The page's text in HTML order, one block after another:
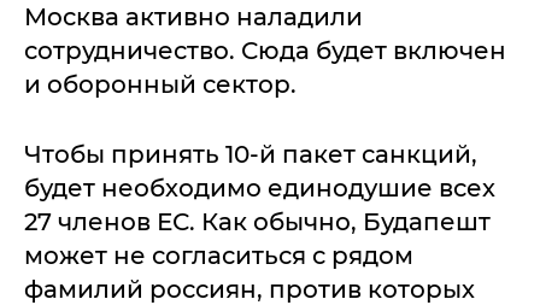
Москва активно наладили
сотрудничество. Сюда будет включен
и оборонный сектор.
Чтобы принять 10-й пакет санкций,
будет необходимо единодушие всех
27 членов ЕС. Как обычно, Будапешт
может не согласиться с рядом
фамилий россиян, против которых